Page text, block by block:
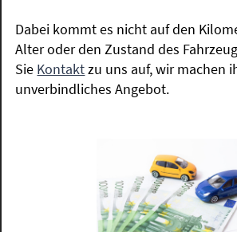
Dabei kommt es nicht auf den
Alter oder den Zustand des
Sie Kontaktzu uns auf, wir machen
unverbindliches Angebot.